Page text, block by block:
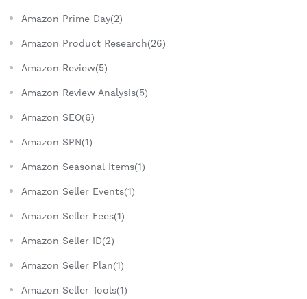
Amazon Prime Day(2)
Amazon Product Research(26)
Amazon Review(5)
Amazon Review Analysis(5)
Amazon SEO(6)
Amazon SPN(1)
Amazon Seasonal Items(1)
Amazon Seller Events(1)
Amazon Seller Fees(1)
Amazon Seller ID(2)
Amazon Seller Plan(1)
Amazon Seller Tools(1)